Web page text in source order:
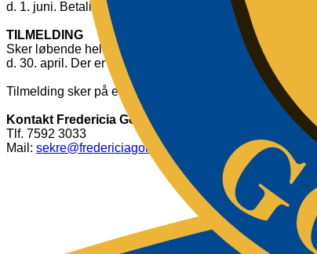
d. 1. juni. Betaling kan ske til Golfklubbens
TILMELDING
Sker løbende hele året efter først til mølle princippet
d. 30. april. Der er plads til 40 deltagere pr. år.
Tilmelding sker på e-mail til Fredericia Golf Club på
Kontakt Fredericia Golf Club
Tlf. 7592 3033
Mail: sekre@fredericiagolfclub.dk